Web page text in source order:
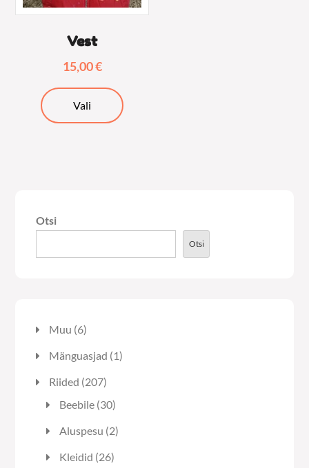
Vest
15,00€
Vali
tootel
Otsi
Otsi
Muu 66
toodet
Mänguasjad 11
Riided 207207
toodet
Beebile 3030
Aluspesu 22
Kleidid 2626